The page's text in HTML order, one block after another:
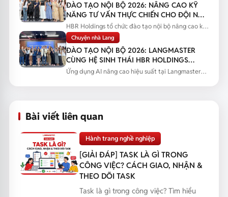
ĐÀO TẠO NỘI BỘ 2026: NÂNG CAO KỸ
NĂNG TƯ VẤN THỰC CHIẾN CHO ĐỘI NGŨ
SALES
HBR Holdings tổ chức đào tạo nội bộ nâng cao kỹ
năng tư vấn thực chiến...
Chuyện nhà Lang
ĐÀO TẠO NỘI BỘ 2026: LANGMASTER
CÙNG HỆ SINH THÁI HBR HOLDINGS
NÂNG CAO NĂNG LỰC ỨNG DỤNG AI
Ứng dụng AI nâng cao hiệu suất tại Langmaster
Bài viết liên quan
Hành trang nghề nghiệp
[GIẢI ĐÁP] TASK LÀ GÌ TRONG
CÔNG VIỆC? CÁCH GIAO, NHẬN &
THEO DÕI TASK
Task là gì trong công việc? Tìm hiểu